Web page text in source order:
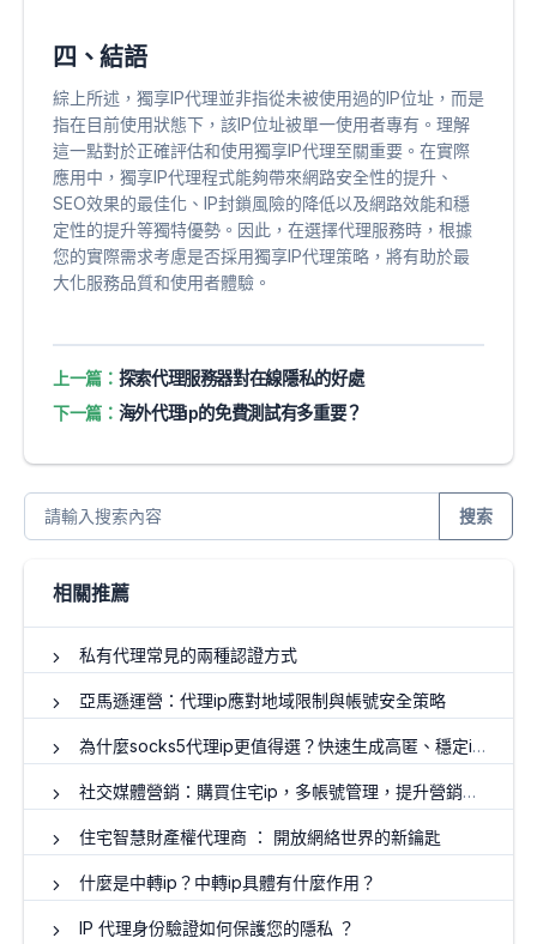
四、結語
綜上所述，獨享IP代理並非指從未被使用過的IP位址，而是
指在目前使用狀態下，該IP位址被單一使用者專有。理解
這一點對於正確評估和使用獨享IP代理至關重要。在實際
應用中，獨享IP代理程式能夠帶來網路安全性的提升、
SEO效果的最佳化、IP封鎖風險的降低以及網路效能和穩
定性的提升等獨特優勢。因此，在選擇代理服務時，根據
您的實際需求考慮是否採用獨享IP代理策略，將有助於最
大化服務品質和使用者體驗。
上一篇： 探索代理服務器對在線隱私的好處
下一篇： 海外代理ip的免費測試有多重要？
搜索
相關推薦
私有代理常見的兩種認證方式
亞馬遜運營：代理ip應對地域限制與帳號安全策略
為什麼socks5代理ip更值得選？快速生成高匿、穩定ip的核心技巧
社交媒體營銷：購買住宅ip，多帳號管理，提升營銷效果
住宅智慧財產權代理商 ： 開放網絡世界的新鑰匙
什麼是中轉ip？中轉ip具體有什麼作用？
IP 代理身份驗證如何保護您的隱私 ？